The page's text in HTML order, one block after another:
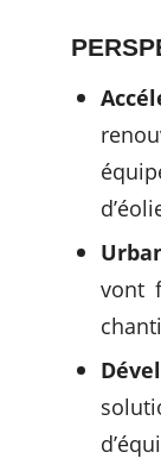
vont